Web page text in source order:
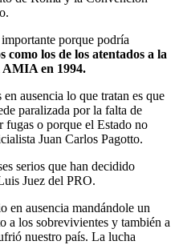
porque podría
los de los atentados a la
AMIA en 1994.
ausencia lo que tratan es que
paralizada por la falta de
fugas o porque el Estado no
Juan Carlos Pagotto.
serios que han decidido
Juez del PRO.
en ausencia mandándole un
a los sobrevivientes y también a
nuestro país. La lucha